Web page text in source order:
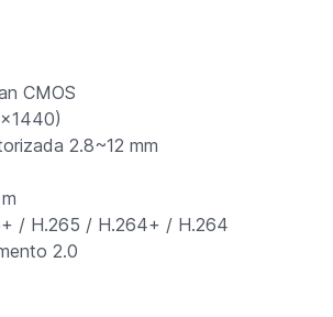
CMOS
2.8~12 mm
/ H.265 / H.264+ / H.264
2.0